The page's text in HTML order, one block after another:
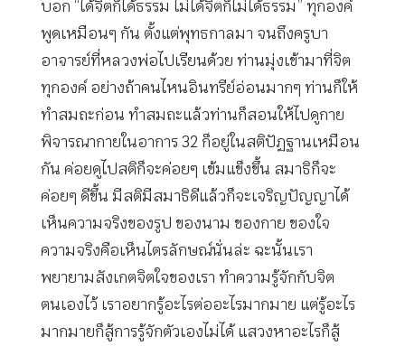
บอก “ได้จิตก็ได้ธรรม ไม่ได้จิตก็ไม่ได้ธรรม” ทุกองค์
พูดเหมือนๆ กัน ตั้งแต่พุทธกาลมา จนถึงครูบา
อาจารย์ที่หลวงพ่อไปเรียนด้วย ท่านมุ่งเข้ามาที่จิต
ทุกองค์ อย่างถ้าคนไหนอินทรีย์อ่อนมากๆ ท่านก็ให้
ทำสมถะก่อน ทำสมถะแล้วท่านก็สอนให้ไปดูกาย
พิจารณากายในอาการ 32 ก็อยู่ในสติปัฏฐานเหมือน
กัน ค่อยดูไปสติก็จะค่อยๆ เข้มแข็งขึ้น สมาธิก็จะ
ค่อยๆ ดีขึ้น มีสติมีสมาธิดีแล้วก็จะเจริญปัญญาได้
เห็นความจริงของรูป ของนาม ของกาย ของใจ
ความจริงคือเห็นไตรลักษณ์นั่นล่ะ ฉะนั้นเรา
พยายามสังเกตจิตใจของเรา ทำความรู้จักกับจิต
ตนเองไว้ เราอยากรู้อะไรต่ออะไรมากมาย แต่รู้อะไร
มากมายก็สู้การรู้จักตัวเองไม่ได้ แสวงหาอะไรก็สู้